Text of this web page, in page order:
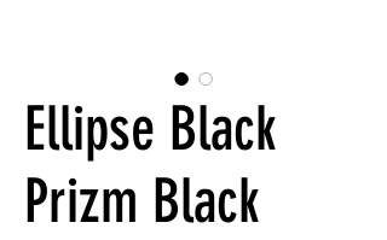
Ellipse Black
Prizm Black